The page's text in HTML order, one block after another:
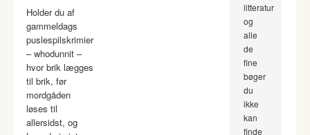
Holder du af
gammeldags
puslespilskrimier
– whodunnit –
hvor brik lægges
til brik, før
mordgåden
løses til
allersidst, og
litteratur
og
alle
de
fine
bøger
du
ikke
kan
finde